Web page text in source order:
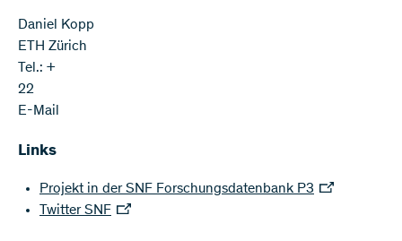
Daniel Kopp
ETH Zürich
Tel.: +
22
E-Mail
Links
Projekt in der SNF Forschungsdatenbank P3
Twitter SNF